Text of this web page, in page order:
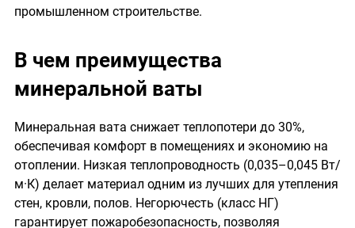
промышленном строительстве.
В чем преимущества
минеральной ваты
Минеральная вата снижает теплопотери до 30%,
обеспечивая комфорт в помещениях и экономию на
отоплении. Низкая теплопроводность (0,035–0,045 Вт/
м·К) делает материал одним из лучших для утепления
стен, кровли, полов. Негорючесть (класс НГ)
гарантирует пожаробезопасность, позволяя